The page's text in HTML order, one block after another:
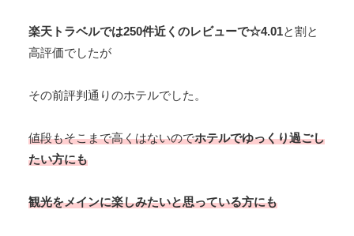
楽天トラベルでは250件近くのレビューで☆4.01と割と
高評価でしたが
その前評判通りのホテルでした。
値段もそこまで高くはないのでホテルでゆっくり過ごし
たい方にも
観光をメインに楽しみたいと思っている方にも